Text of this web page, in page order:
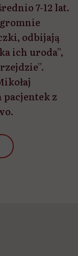
7-12 lat.
odbijają
ich uroda”,
pacjentek z